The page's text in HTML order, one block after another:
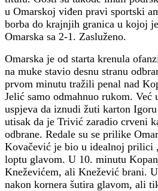
u Omarskoj viđen pravi sportski
borba do krajnjih granica u kojoj
Omarska sa 2-1. Zasluženo.
Omarska je od starta krenula
na muke stavio desnu stranu
prvom minutu tražili penal nad
Jelić samo odmahnuo rukom.
uspjeva da iznudi žuti karton
utisak da je Trivić zaradio crveni
odbrane. Redale su se prilike
Kovačević je bio u idealnoj prilici
loptu glavom. U 10. minutu
Kneževićem, ali Knežević brani.
nakon kornera šutira glavom, ali